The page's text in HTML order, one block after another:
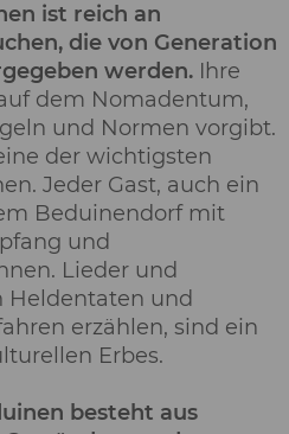
ist reich an
die von Generation
werden. Ihre
dem Nomadentum,
und Normen vorgibt.
der wichtigsten
Jeder Gast, auch ein
Beduinendorf mit
und
Lieder und
Heldentaten und
erzählen, sind ein
Erbes.
besteht aus